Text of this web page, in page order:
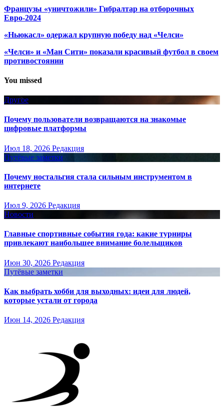
Французы «уничтожили» Гибралтар на отборочных
Евро-2024
«Ньюкасл» одержал крупную победу над «Челси»
«Челси» и «Ман Сити» показали красивый футбол в своем
противостоянии
You missed
Другое
Почему пользователи возвращаются на знакомые
цифровые платформы
Июл 18, 2026 Редакция
Путёвые заметки
Почему ностальгия стала сильным инструментом в
интернете
Июл 9, 2026 Редакция
Новости
Главные спортивные события года: какие турниры
привлекают наибольшее внимание болельщиков
Июн 30, 2026 Редакция
Путёвые заметки
Как выбрать хобби для выходных: идеи для людей,
которые устали от города
Июн 14, 2026 Редакция